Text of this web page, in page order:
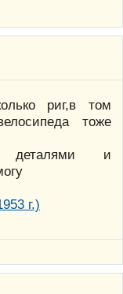
риг,в том
тоже
и